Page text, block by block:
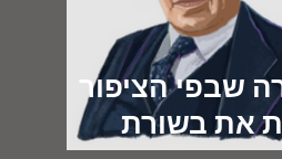
שבפי הציפור
את בשורת